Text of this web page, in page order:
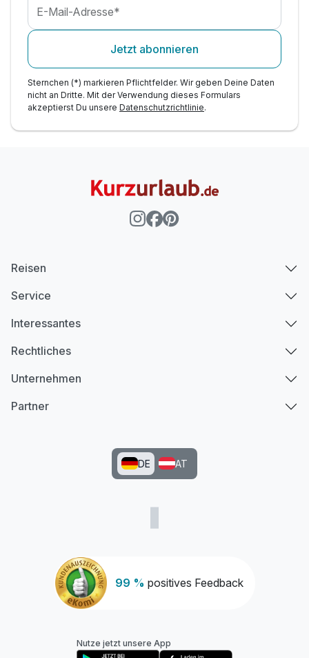
Ausstattung
Für 4 Tage p.P. ab
E-Mail-Adresse*
Jetzt abonnieren
Sternchen (*) markieren Pflichtfelder. Wir geben Deine Daten
nicht an Dritte. Mit der Verwendung dieses Formulars
akzeptierst Du unsere Datenschutzrichtlinie.
99 % positives Feedback
Reisen
Service
Interessantes
Rechtliches
Unternehmen
Partner
DE AT
Nutze jetzt unsere App